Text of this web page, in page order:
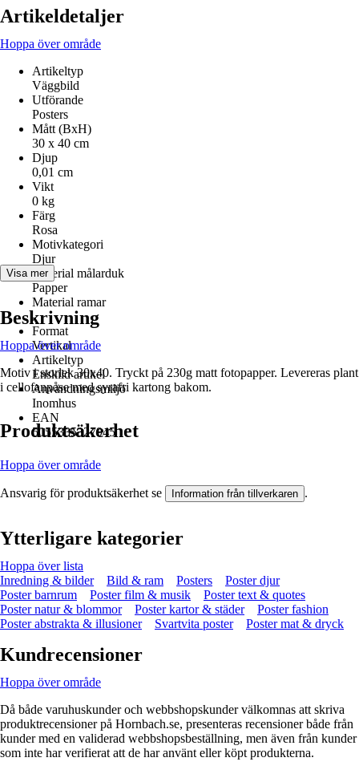
Artikeldetaljer
Hoppa över område
Artikeltyp
Väggbild
Utförande
Posters
Mått (BxH)
30 x 40 cm
Djup
0,01 cm
Vikt
0 kg
Färg
Rosa
Motivkategori
Djur
Material målarduk
Papper
Material ramar
-
Format
Vertikal
Artikeltyp
Enskild artikel
Användningsmiljö
Inomhus
EAN
5055335327945
Visa mer
Beskrivning
Hoppa över område
Motiv i storlek 30x40. Tryckt på 230g matt fotopapper. Levereras plant
i cellofanpåse med syrafri kartong bakom.
Produktsäkerhet
Hoppa över område
Ansvarig för produktsäkerhet se Information från tillverkaren .
Ytterligare kategorier
Hoppa över lista
Inredning & bilder
Bild & ram Posters
Poster djur
Poster barnrum
Poster film & musik
Poster text & quotes
Poster natur & blommor
Poster kartor & städer
Poster fashion
Poster abstrakta & illusioner
Svartvita poster Poster mat & dryck
Kundrecensioner
Hoppa över område
Då både varuhuskunder och webbshopskunder välkomnas att skriva
produktrecensioner på Hornbach.se, presenteras recensioner både från
kunder med en validerad webbshopsbeställning, men även från kunder
som inte har verifierat att de har använt eller köpt produkterna.